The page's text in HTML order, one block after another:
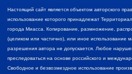
Настоящий сайт является объектом авторского
использование которого принадлежат
города Миасса. Копирование, размножение,
(целиком или частично), или иное использование
разрешения автора не допускается. Любое
преследоваться на основе российского и
Свободное и безвозмездное использование